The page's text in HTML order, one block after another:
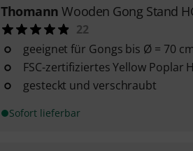
Thomann Wooden Gong Stand
22
geeignet für Gongs bis Ø = 70
FSC-zertifiziertes Yellow Poplar
gesteckt und verschraubt
Sofort lieferbar